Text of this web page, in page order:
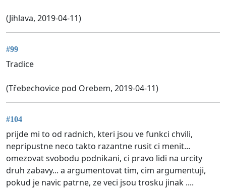
(Jihlava, 2019-04-11)
#99
Tradice
(Třebechovice pod Orebem, 2019-04-11)
#104
prijde mi to od radnich, kteri jsou ve funkci chvili,
nepripustne neco takto razantne rusit ci menit...
omezovat svobodu podnikani, ci pravo lidi na urcity
druh zabavy... a argumentovat tim, cim argumentuji,
pokud je navic patrne, ze veci jsou trosku jinak ....